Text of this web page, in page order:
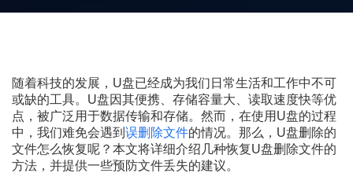
随着科技的发展，U盘已经成为我们日常生活和工作中不可
或缺的工具。U盘因其便携、存储容量大、读取速度快等优
点，被广泛用于数据传输和存储。然而，在使用U盘的过程
中，我们难免会遇到 误删除文件的情况。那么，U盘删除的
文件怎么恢复呢？本文将详细介绍几种恢复U盘删除文件的
方法，并提供一些预防文件丢失的建议。